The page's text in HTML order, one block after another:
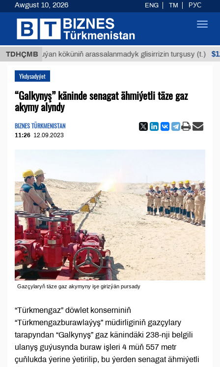
TDHÇMB
Buýan köküniň arassalanmadyk glisirrizin turşusy (t.) $12935,18
Ykdysadyýet
“Galkynyş” käninde senagat ähmiýetli täze gaz
akymy alyndy
BIZNES TÜRKMENISTAN
11:26 12.09.2023
Gazçylaryň täze gaz akymyny işe girizýän pursady
“Türkmengaz” döwlet konserniniň
“Türkmengazburawlaýyş” müdirliginiň gazçylary
tarapyndan “Galkynyş” gaz känindäki 238-nji belgili
ulanyş guýusynda buraw işleri 4 müň 557 metr
çuňlukda ýerine ýetirilip, bu ýerden senagat ähmiýetli
Awgust 10, 2026 ENG TM РУС